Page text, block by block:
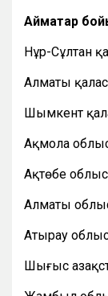
Аймақтар
Нұр-Сұлтан
Алматы
Шымкент
Ақмола
Ақтөбе
Алматы
Атырау
Шығыс